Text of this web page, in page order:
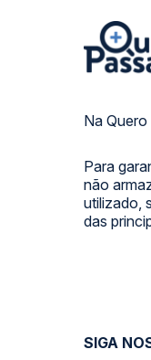
Na
Para
não
utilizado,
das
SIGA